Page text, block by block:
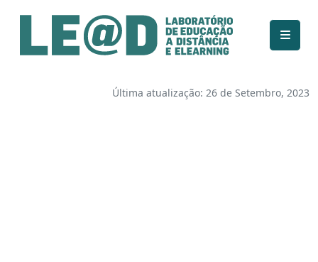
Ir para o conteúdo principal
Informações de acessibilidade
Mapa do site
Última atualização: 26 de Setembro, 2023